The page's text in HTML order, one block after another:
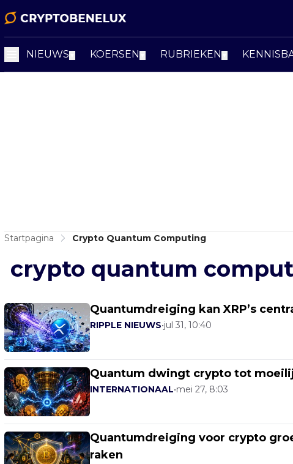
NIEUWS KOERSEN RUBRIEKEN
Startpagina Crypto Quantum Computing
crypto quantum
Quantumdreiging kan XRP’s
RIPPLE NIEUWS•jul 31, 10:40
Quantum dwingt crypto tot
INTERNATIONAAL•mei 27, 8:03
Quantumdreiging voor crypto
raken